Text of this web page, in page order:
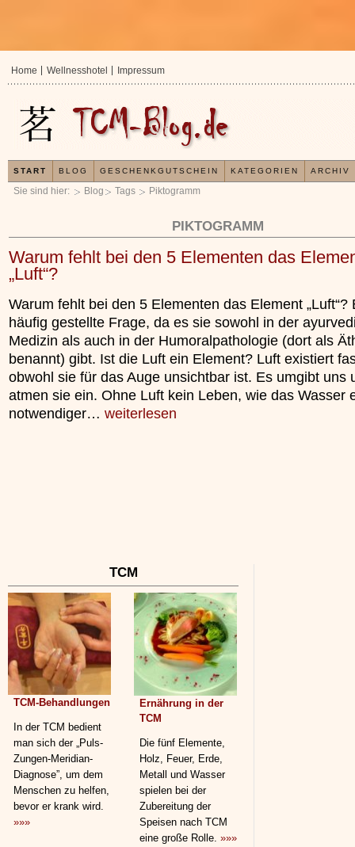
Sie sind hier: Blog Tags Piktogramm
PIKTOGRAMM
Warum fehlt bei den 5 Elementen das
„Luft“?
Warum fehlt bei den 5 Elementen das Element „Luft“?
häufig gestellte Frage, da es sie sowohl in der
Medizin als auch in der Humoralpathologie (dort als
benannt) gibt. Ist die Luft ein Element? Luft existiert
obwohl sie für das Auge unsichtbar ist. Es umgibt uns
atmen sie ein. Ohne Luft kein Leben, wie das Wasser
notwendiger… weiterlesen
TCM
TCM-Behandlungen
In der TCM bedient
man sich der „Puls-
Zungen-Meridian-
Diagnose”, um dem
Menschen zu helfen,
bevor er krank wird.
»»»
Ernährung in der
TCM
Die fünf Elemente,
Holz, Feuer, Erde,
Metall und Wasser
spielen bei der
Zubereitung der
Speisen nach TCM
eine große Rolle. »»»
In der TCM sind Experten der
Organismus einem
unterliegt.
»»»
Home Wellnesshotel Impressum
START BLOG GESCHENKGUTSCHEIN KATEGORIEN ARCHIV